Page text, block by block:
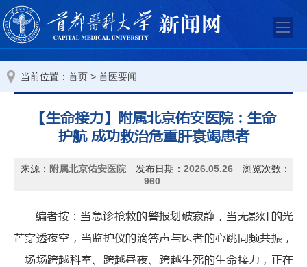
当前位置： 首页 > 首医要闻
【生命接力】附属北京佑安医院：生命
护航 成功救治危重肝衰竭患者
来源： 附属北京佑安医院 发布日期： 2026.05.26
浏览次数：
960
编者按：当急诊抢救的警报划破寂静，当无影灯的光
芒穿透夜空，当监护仪的滴答声与医者的心跳同频共振，
一场场跨越科室、跨越昼夜、跨越生死的生命接力，正在